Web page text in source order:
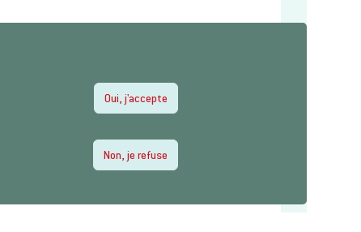
Oui, j'accepte
Non, je refuse